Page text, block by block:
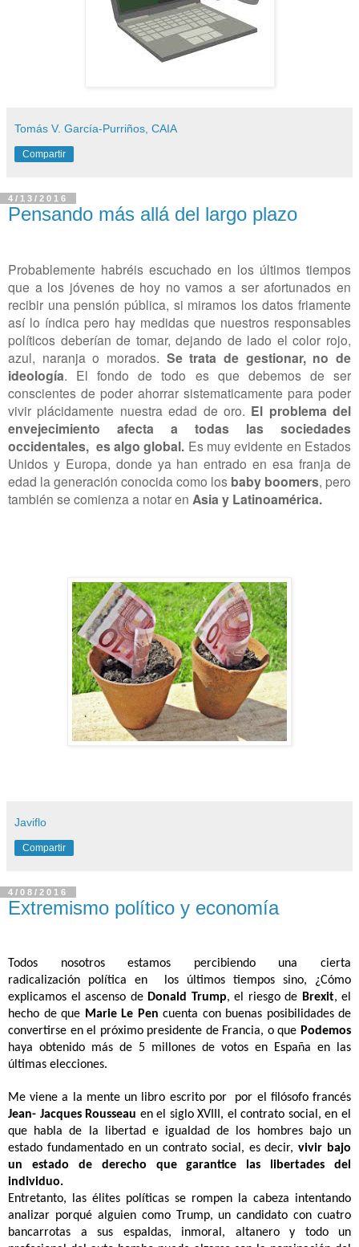
Tomás V. García-Purriños, CAIA
Compartir
4/13/2016
Pensando más allá del largo plazo
Probablemente habréis escuchado en los últimos tiempos
que a los jóvenes de hoy no vamos a ser afortunados en
recibir una pensión pública, si miramos los datos friamente
así lo índica pero hay medidas que nuestros responsables
políticos deberían de tomar, dejando de lado el color rojo,
azul, naranja o morados. Se trata de gestionar, no de
ideología. El fondo de todo es que debemos de ser
conscientes de poder ahorrar sistematicamente para poder
vivir plácidamente nuestra edad de oro. El problema del
envejecimiento afecta a todas las sociedades
occidentales, es algo global. Es muy evidente en Estados
Unidos y Europa, donde ya han entrado en esa franja de
edad la generación conocida como los baby boomers, pero
también se comienza a notar en Asia y Latinoamérica.
Javiflo
Compartir
4/08/2016
Extremismo político y economía
Todos nosotros estamos percibiendo una cierta
radicalización política en los últimos tiempos sino, ¿Cómo
explicamos el ascenso de Donald Trump, el riesgo de Brexit, el
hecho de que Marie Le Pen cuenta con buenas posibilidades de
convertirse en el próximo presidente de Francia, o que Podemos
haya obtenido más de 5 millones de votos en España en las
últimas elecciones.
Me viene a la mente un libro escrito por por el filósofo francés
Jean- Jacques Rousseau en el siglo XVIII, el contrato social, en el
que habla de la libertad e igualdad de los hombres bajo un
estado fundamentado en un contrato social, es decir,vivir bajo
un estado de derecho que garantice las libertades del
individuo.
Entretanto, las élites políticas se rompen la cabeza intentando
analizar porqué alguien como Trump, un candidato con cuatro
bancarrotas a sus espaldas, inmoral, altanero y todo un